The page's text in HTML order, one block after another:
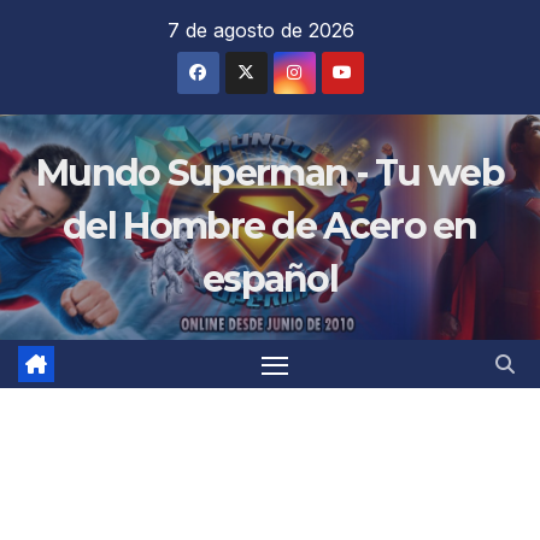
7 de agosto de 2026
Mundo Superman - Tu web
del Hombre de Acero en
español